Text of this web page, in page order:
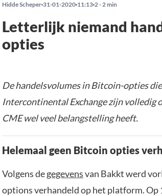
Hidde Scheper 31-01-2020 11:13 2 - 2 min
Letterlijk niemand
opties
De handelsvolumes in Bitcoin-opties
Intercontinental Exchange zijn volledig
CME wel veel belangstelling heeft.
Helemaal geen Bitcoin opties
Volgens degegevensvan Bakkt werd
options verhandeld op het platform.